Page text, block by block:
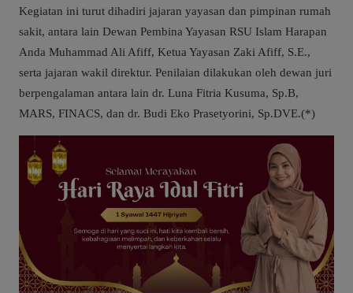
Kegiatan ini turut dihadiri jajaran yayasan dan pimpinan rumah
sakit, antara lain Dewan Pembina Yayasan RSU Islam Harapan
Anda Muhammad Ali Afiff, Ketua Yayasan Zaki Afiff, S.E.,
serta jajaran wakil direktur. Penilaian dilakukan oleh dewan juri
berpengalaman antara lain dr. Luna Fitria Kusuma, Sp.B,
MARS, FINACS, dan dr. Budi Eko Prasetyorini, Sp.DVE.(*)